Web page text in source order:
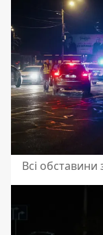
Всі обставини